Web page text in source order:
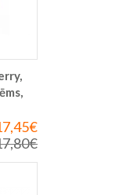
cena